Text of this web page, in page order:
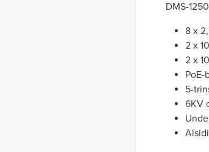
DMS-
8 x
2 x
2 x
5-
6KV